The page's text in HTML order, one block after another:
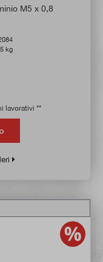
di 4 su 5 stelle
M5 x 0,8
kg
lavorativi **